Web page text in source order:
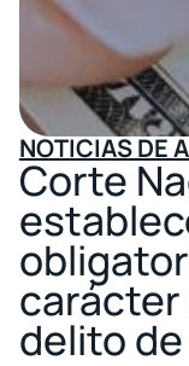
NOTICIAS DE
Corte
carácter
delito